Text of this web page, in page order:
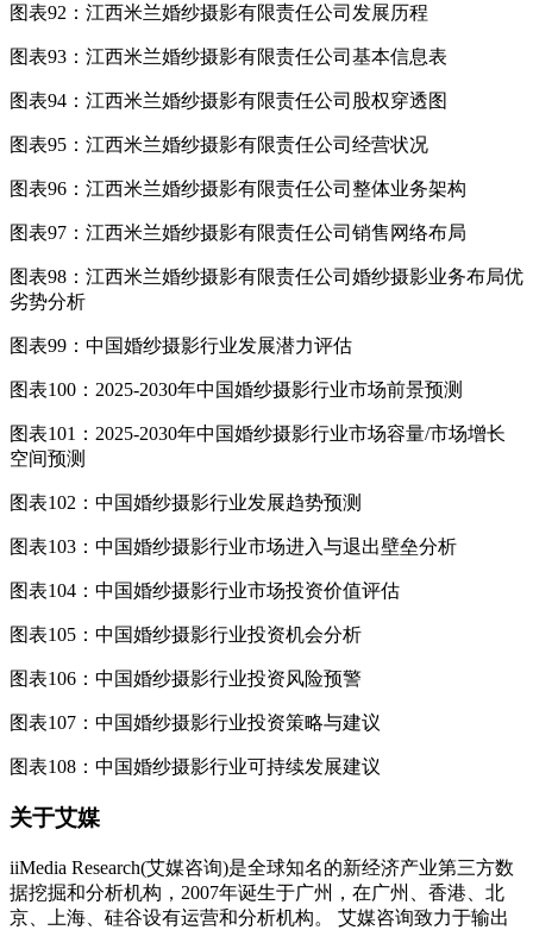
图表92：江西米兰婚纱摄影有限责任公司发展历程
图表93：江西米兰婚纱摄影有限责任公司基本信息表
图表94：江西米兰婚纱摄影有限责任公司股权穿透图
图表95：江西米兰婚纱摄影有限责任公司经营状况
图表96：江西米兰婚纱摄影有限责任公司整体业务架构
图表97：江西米兰婚纱摄影有限责任公司销售网络布局
图表98：江西米兰婚纱摄影有限责任公司婚纱摄影业务布局优
劣势分析
图表99：中国婚纱摄影行业发展潜力评估
图表100：2025-2030年中国婚纱摄影行业市场前景预测
图表101：2025-2030年中国婚纱摄影行业市场容量/市场增长
空间预测
图表102：中国婚纱摄影行业发展趋势预测
图表103：中国婚纱摄影行业市场进入与退出壁垒分析
图表104：中国婚纱摄影行业市场投资价值评估
图表105：中国婚纱摄影行业投资机会分析
图表106：中国婚纱摄影行业投资风险预警
图表107：中国婚纱摄影行业投资策略与建议
图表108：中国婚纱摄影行业可持续发展建议
关于艾媒
iiMedia Research(艾媒咨询)是全球知名的新经济产业第三方数
据挖掘和分析机构，2007年诞生于广州，在广州、香港、北
京、上海、硅谷设有运营和分析机构。 艾媒咨询致力于输出